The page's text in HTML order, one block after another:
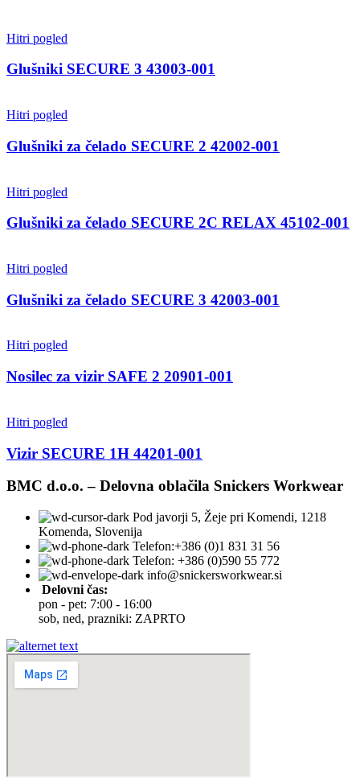
Hitri pogled
Glušniki SECURE 3 43003-001
Hitri pogled
Glušniki za čelado SECURE 2 42002-001
Hitri pogled
Glušniki za čelado SECURE 2C RELAX 45102-001
Hitri pogled
Glušniki za čelado SECURE 3 42003-001
Hitri pogled
Nosilec za vizir SAFE 2 20901-001
Hitri pogled
Vizir SECURE 1H 44201-001
BMC d.o.o. – Delovna oblačila Snickers Workwear
Pod javorji 5, Žeje pri Komendi, 1218
Komenda, Slovenija
Telefon:+386 (0)1 831 31 56
Telefon: +386 (0)590 55 772
info@snickersworkwear.si
Delovni čas:
pon - pet: 7:00 - 16:00
sob, ned, prazniki: ZAPRTO